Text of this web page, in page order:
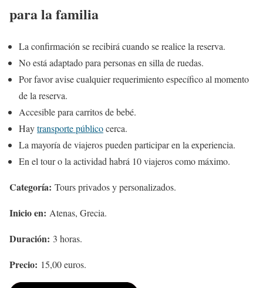
para la familia
La confirmación se recibirá cuando se realice la reserva.
No está adaptado para personas en silla de ruedas.
Por favor avise cualquier requerimiento específico al momento
de la reserva.
Accesible para carritos de bebé.
Haytransporte públicocerca.
La mayoría de viajeros pueden participar en la experiencia.
En el tour o la actividad habrá 10 viajeros como máximo.
Categoría: Tours privados y personalizados.
Inicio en: Atenas, Grecia.
Duración: 3 horas.
Precio: 15,00 euros.